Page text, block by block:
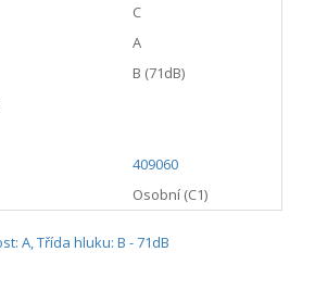
C
A
B (71dB)
409060
Osobní (C1)